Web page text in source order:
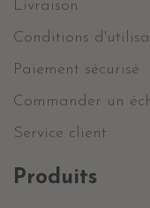
Livraison
Conditions
Paiement sécurisé
Commander un
Service client
Produits